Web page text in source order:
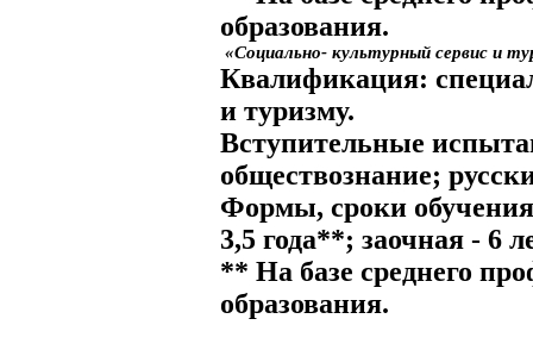
образования.
«Социально- культурный сервис и
Квалификация:
и туризму.
Вступительные
обществознание;
Формы, сроки
3,5 года**; заочная - 6
** На базе среднего
образования.